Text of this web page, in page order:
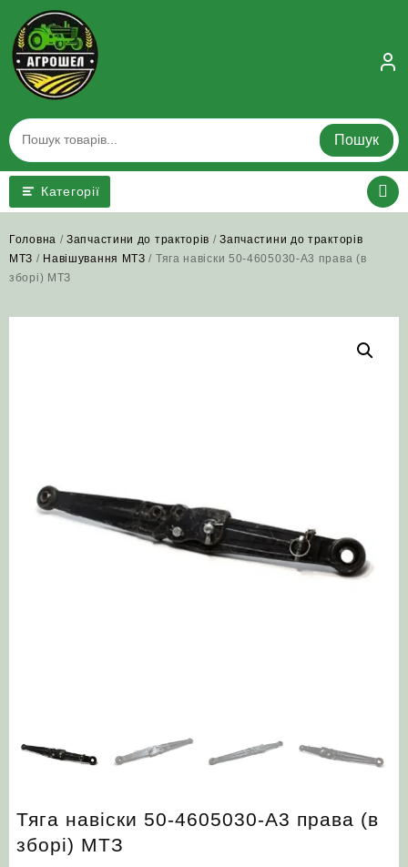
content
Пошук
Категорії
Головна /Запчастини до тракторів /Запчастини до тракторів
МТЗ / Навішування МТЗ / Тяга навіски 50-4605030-А3 права (в
зборі) МТЗ
Тяга навіски 50-4605030-А3 права (в
зборі) МТЗ